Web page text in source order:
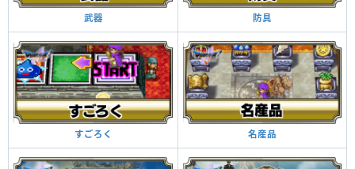
武器 防具
すごろく 名産品